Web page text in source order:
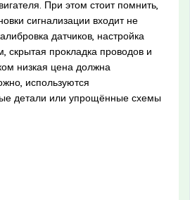
При этом стоит помнить,
сигнализации входит не
датчиков, настройка
скрытая прокладка проводов и
низкая цена должна
используются
детали или упрощённые схемы